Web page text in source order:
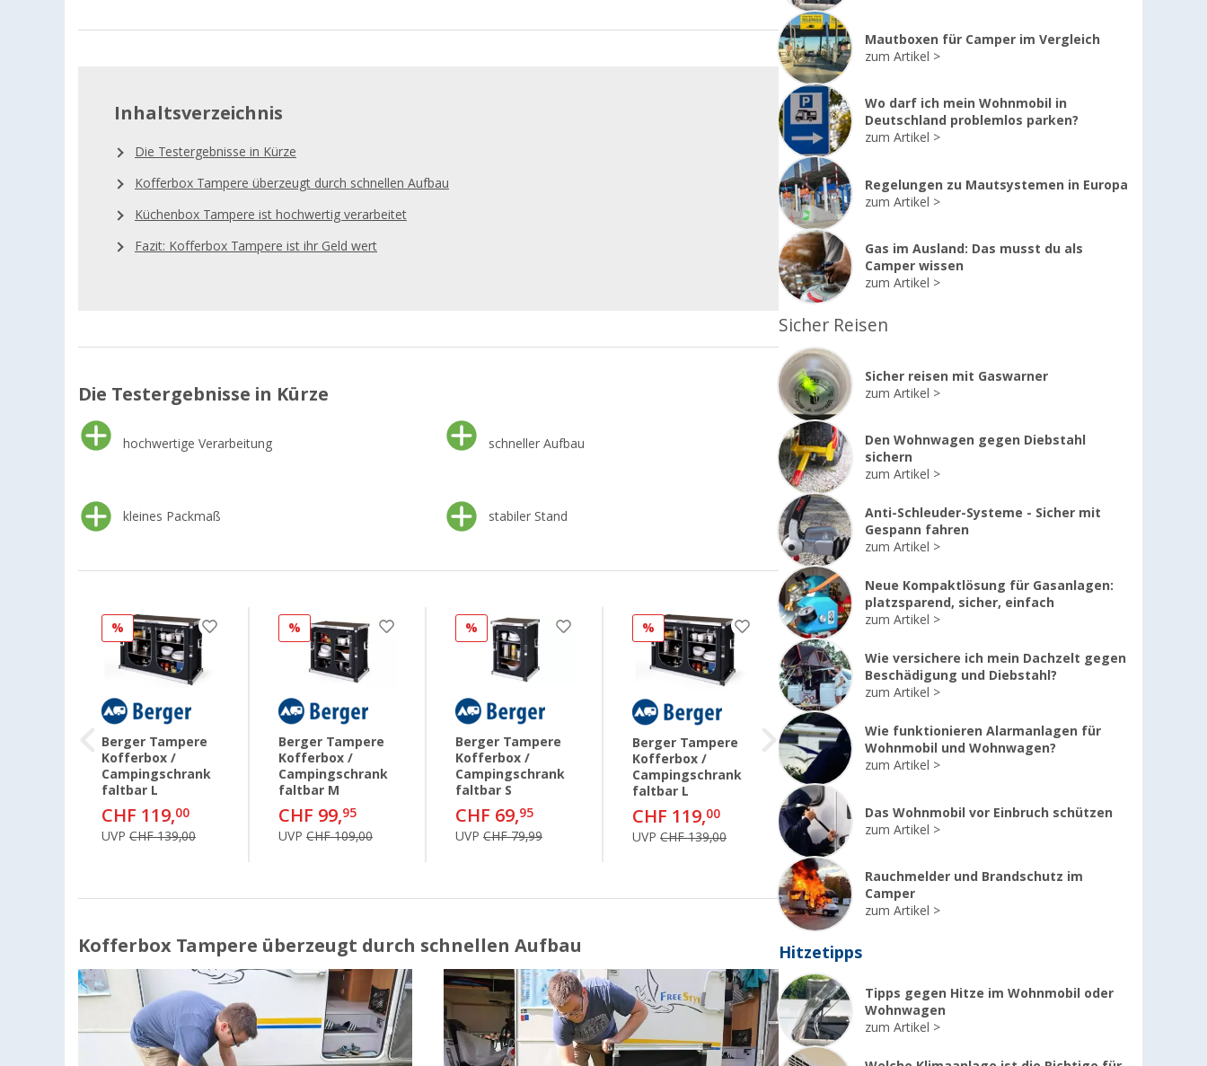
Inhaltsverzeichnis
Die Testergebnisse in Kürze
Kofferbox Tampere überzeugt durch schnellen Aufbau
Küchenbox Tampere ist hochwertig verarbeitet
Fazit: Kofferbox Tampere ist ihr Geld wert
Die Testergebnisse in Kürze
hochwertige Verarbeitung schneller Aufbau
kleines Packmaß stabiler Stand
%
Berger Tampere
Kofferbox /
Campingschrank
faltbar L
CHF 119,00
UVP CHF 139,00
%
Berger Tampere
Kofferbox /
Campingschrank
faltbar M
CHF 99,95
UVP CHF 109,00
%
Berger Tampere
Kofferbox /
Campingschrank
faltbar S
CHF 69,95
UVP CHF 79,99
%
Berger Tampere
Kofferbox /
Campingschrank
faltbar L
CHF 119,00
UVP CHF 139,00
%
Berger Tampere
Kofferbox /
Campingschrank
faltbar M
CHF 99,95
UVPCHF 109,00
Berger Tampere
Kofferbox /
CHF 69, 95
Kofferbox Tampere überzeugt durch schnellen Aufbau
Mautboxen für Camper im Vergleich
zum Artikel
Wo darf ich mein Wohnmobil in
Deutschland problemlos parken?
zum Artikel
Regelungen zu Mautsystemen in Europa
zum Artikel
Gas im Ausland: Das musst du als
Camper wissen
zum Artikel
Sicher Reisen
Sicher reisen mit Gaswarner
zum Artikel
Den Wohnwagen gegen Diebstahl
sichern
zum Artikel
Anti-Schleuder-Systeme - Sicher mit
Gespann fahren
zum Artikel
Neue Kompaktlösung für Gasanlagen:
platzsparend, sicher, einfach
zum Artikel
Wie versichere ich mein Dachzelt gegen
Beschädigung und Diebstahl?
zum Artikel
Wie funktionieren Alarmanlagen für
Wohnmobil und Wohnwagen?
zum Artikel
Das Wohnmobil vor Einbruch schützen
zum Artikel
Rauchmelder und Brandschutz im
Camper
zum Artikel
Hitzetipps
Tipps gegen Hitze im Wohnmobil oder
Wohnwagen
zum Artikel